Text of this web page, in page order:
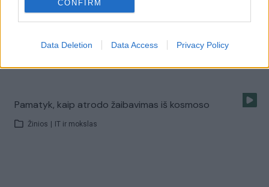
CONFIRM
Data Deletion Data Access Privacy Policy
Pasaulis
Ryški pašvaistė astronautui net atėmė žadą
Pamatyk, kaip atrodo žaibavimas iš kosmoso
Žinios IT ir mokslas